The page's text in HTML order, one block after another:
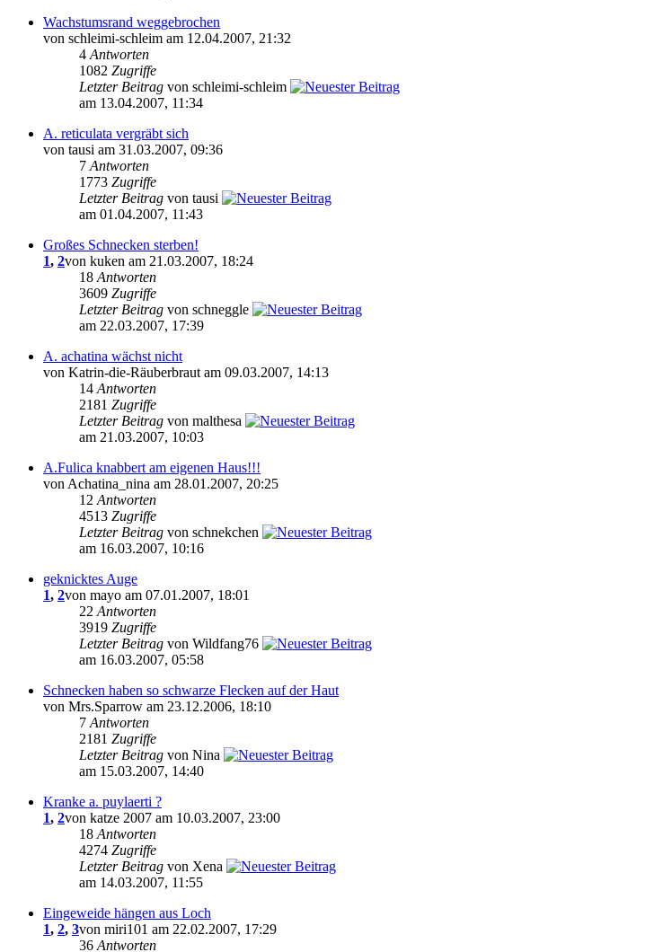
Wachstumsrand weggebrochen
von schleimi-schleim am 12.04.2007, 21:32
4 Antworten
1082 Zugriffe
Letzter Beitrag von schleimi-schleim
am 13.04.2007, 11:34
A. reticulata vergräbt sich
von tausi am 31.03.2007, 09:36
7 Antworten
1773 Zugriffe
Letzter Beitrag von tausi
am 01.04.2007, 11:43
Großes Schnecken sterben!
1, 2von kuken am 21.03.2007, 18:24
18 Antworten
3609 Zugriffe
Letzter Beitrag von schneggle
am 22.03.2007, 17:39
A. achatina wächst nicht
von Katrin-die-Räuberbraut am 09.03.2007, 14:13
14 Antworten
2181 Zugriffe
Letzter Beitrag von malthesa
am 21.03.2007, 10:03
A.Fulica knabbert am eigenen Haus!!!
von Achatina_nina am 28.01.2007, 20:25
12 Antworten
4513 Zugriffe
Letzter Beitrag von schnekchen
am 16.03.2007, 10:16
geknicktes Auge
1, 2von mayo am 07.01.2007, 18:01
22 Antworten
3919 Zugriffe
Letzter Beitrag von Wildfang76
am 16.03.2007, 05:58
Schnecken haben so schwarze Flecken auf der Haut
von Mrs.Sparrow am 23.12.2006, 18:10
7 Antworten
2181 Zugriffe
Letzter Beitrag von Nina
am 15.03.2007, 14:40
Kranke a. puylaerti ?
1, 2von katze 2007 am 10.03.2007, 23:00
18 Antworten
4274 Zugriffe
Letzter Beitrag von Xena
am 14.03.2007, 11:55
Eingeweide hängen aus Loch
1, 2, 3von miri101 am 22.02.2007, 17:29
36 Antworten